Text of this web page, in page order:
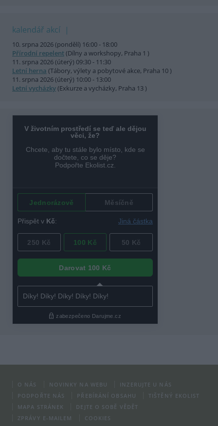
kalendář akcí
10. srpna 2026 (pondělí) 16:00 - 18:00
Přírodní repelent(Dílny a workshopy, Praha 1 )
11. srpna 2026 (úterý) 09:30 - 11:30
Letní herna (Tábory, výlety a pobytové akce, Praha 10 )
11. srpna 2026 (úterý) 10:00 - 13:00
Letní vycházky(Exkurze a vycházky, Praha 13 )
O NÁS NOVINKY NA WEBU
INZERUJTE U NÁS
PODPOŘTE NÁS
PŘEBÍRÁNÍ OBSAHU
TIŠTĚNÝ EKOLIST
MAPA STRÁNEK
DEJTE O SOBĚ VĚDĚT
ZPRÁVY E-MAILEM
COOKIES